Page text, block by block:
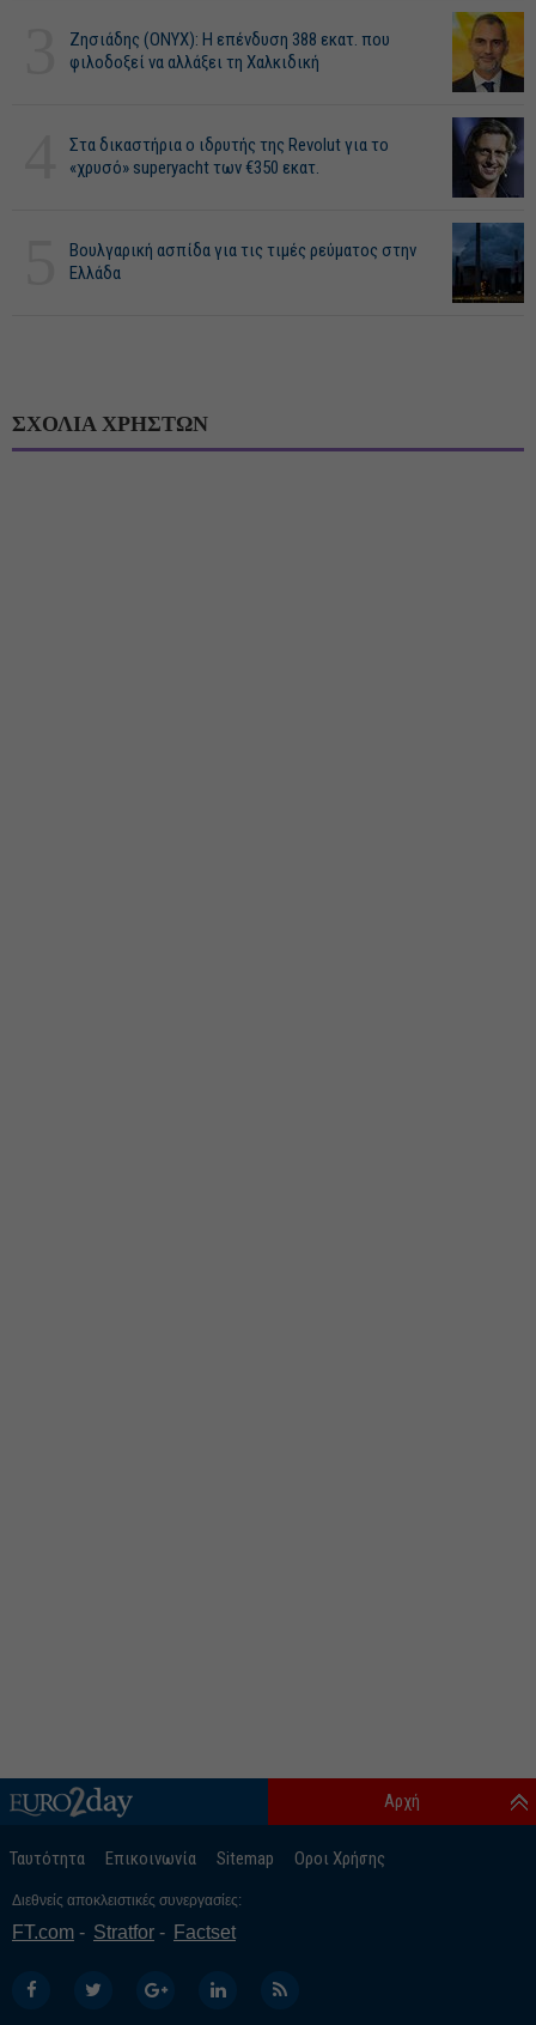
Ζησιάδης (ONYX): Η επένδυση 388 εκατ. που
φιλοδοξεί να αλλάξει τη Χαλκιδική
Στα δικαστήρια ο ιδρυτής της Revolut για το
«χρυσό» superyacht των €350 εκατ.
Βουλγαρική ασπίδα για τις τιμές ρεύματος στην
Ελλάδα
ΣΧΟΛΙΑ ΧΡΗΣΤΩΝ
Ταυτότητα Επικοινωνία Sitemap Οροι Χρήσης
Αρχή
Διεθνείς αποκλειστικές συνεργασίες:
FT.com Stratfor Factset